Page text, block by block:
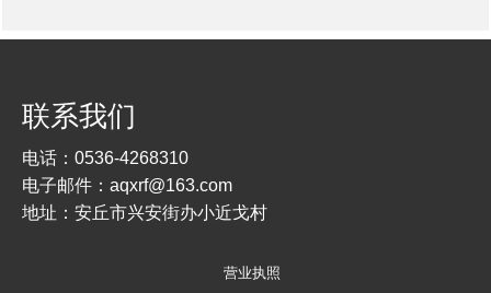
联系我们
电话： 0536-4268310
电子邮件： aqxrf@163.com
地址：安丘市兴安街办小近戈村
营业执照